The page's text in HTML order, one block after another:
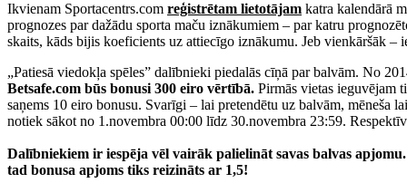
Ikvienam Sportacentrs.com reģistrētam lietotājam katra kalendārā
prognozes par dažādu sporta maču iznākumiem – par katru
skaits, kāds bijis koeficients uz attiecīgo iznākumu. Jeb vienkāršāk
„Patiesā viedokļa spēles” dalībnieki piedalās cīņā par balvām. No
Betsafe.com būs bonusi 300 eiro vērtībā. Pirmās vietas ieguvējam
saņems 10 eiro bonusu. Svarīgi – lai pretendētu uz balvām, mēneša
notiek sākot no 1.novembra 00:00 līdz 30.novembra 23:59.
Dalībniekiem ir iespēja vēl vairāk palielināt savas balvas
tad bonusa apjoms tiks reizināts ar 1,5!